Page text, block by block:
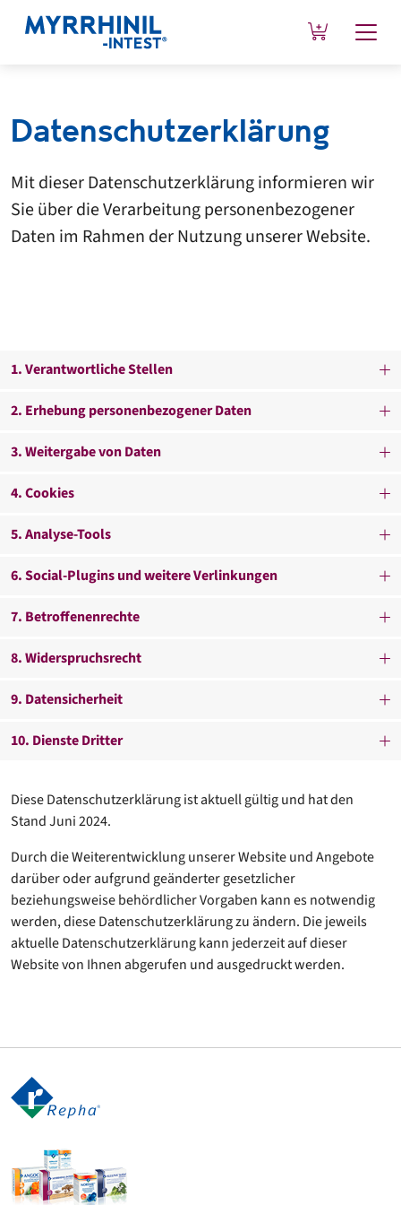
Datenschutzerklärung
Mit dieser Datenschutzerklärung informieren wir
Sie über die Verarbeitung personenbezogener
Daten im Rahmen der Nutzung unserer Website.
1. Verantwortliche Stellen
2. Erhebung personenbezogener Daten
3. Weitergabe von Daten
4. Cookies
5. Analyse-Tools
6. Social-Plugins und weitere Verlinkungen
7. Betroffenenrechte
8. Widerspruchsrecht
9. Datensicherheit
10. Dienste Dritter
Diese Datenschutzerklärung ist aktuell gültig und hat den
Stand Juni 2024.
Durch die Weiterentwicklung unserer Website und Angebote
darüber oder aufgrund geänderter gesetzlicher
beziehungsweise behördlicher Vorgaben kann es notwendig
werden, diese Datenschutzerklärung zu ändern. Die jeweils
aktuelle Datenschutzerklärung kann jederzeit auf dieser
Website von Ihnen abgerufen und ausgedruckt werden.